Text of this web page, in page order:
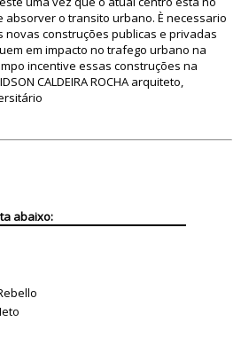
absorver o transito urbano. È necessario
novas construções publicas e privadas
em impacto no trafego urbano na
incentive essas construções na
CALDEIRA ROCHA arquiteto,
abaixo: